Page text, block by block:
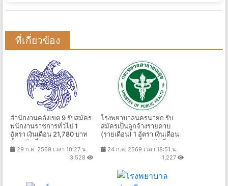
ที่เกี่ยวข้อง
สำนักงานคลังเขต 9 รับสมัคร
พนักงานราชการทั่วไป 1
อัตรา เงินเดือน 21,780 บาท
ตั้งแต่วันที่ 5-11 ส.ค. 2569
29 ก.ค. 2569 เวลา 10:27 น.
3,528
โรงพยาบาลนครนายก รับ
สมัครเป็นลูกจ้างรายคาบ
(รายเดือน) 1 อัตรา เงินเดือน
14,720 บาท ตั้งแต่วันที่ 10 -
18 ส.ค. 2569
24 ก.ค. 2569 เวลา 18:51 น.
1,227